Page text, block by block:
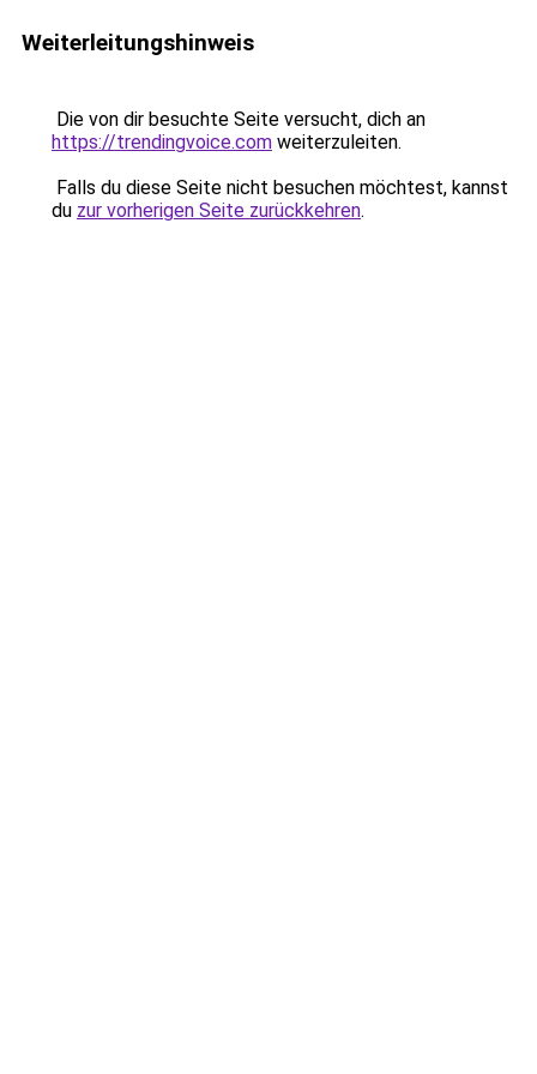
Weiterleitungshinweis
Die von dir besuchte Seite versucht, dich an
https://trendingvoice.com weiterzuleiten.
Falls du diese Seite nicht besuchen möchtest, kannst
du zur vorherigen Seite zurückkehren.